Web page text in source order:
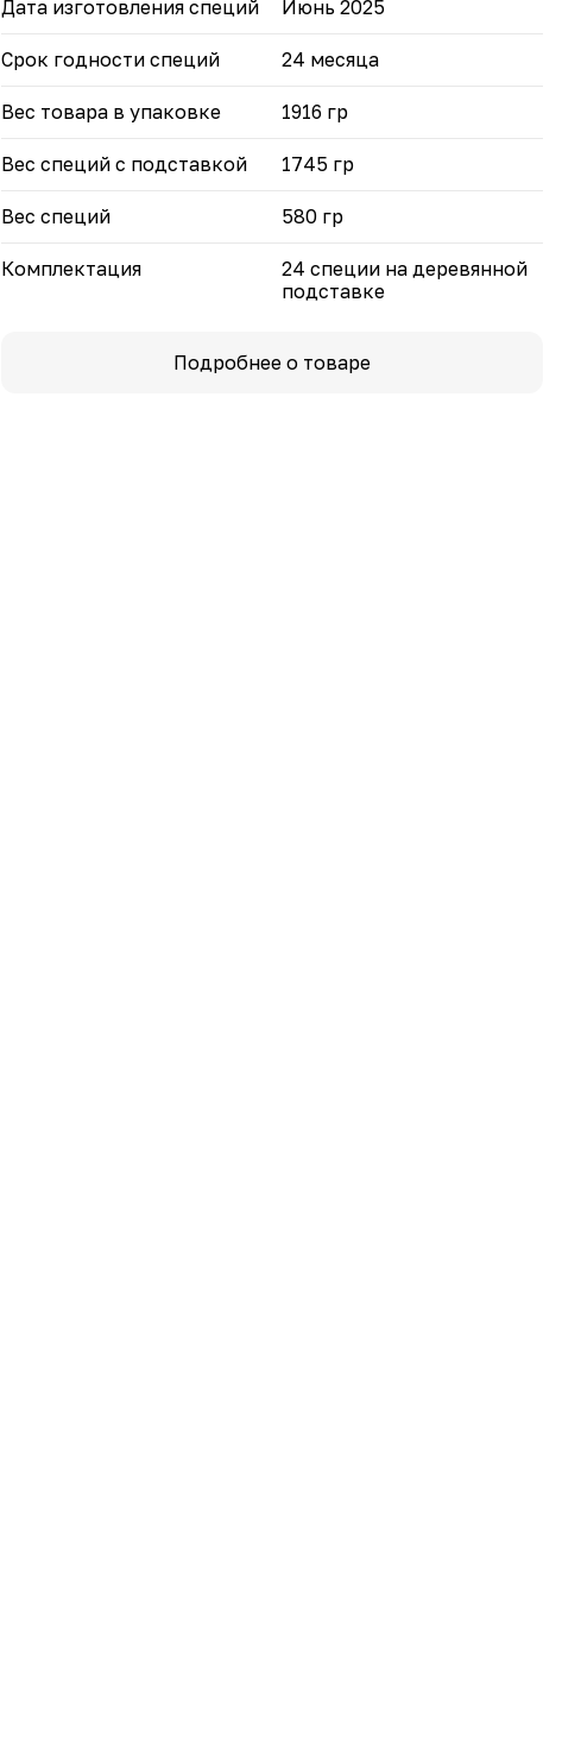
куркума, перец чёрный/красный, карри, хмели-сунели,
приправы: для шашлыка, плова, рыбы, курицы,
свинины, говядины, фарша, картофеля, универсальная.
Универсальность:
супов до барбекю.
Дата изготовления специй Июнь 2025
Срок годности специй 24 месяца
Вес товара в упаковке 1916 гр
Вес специй с подставкой 1745 гр
Вес специй 580 гр
Комплектация
24 специи на деревянной
подставке
Подробнее о товаре